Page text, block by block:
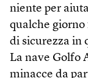
niente per
qualche
di sicurezza in
La nave Golfo
minacce da